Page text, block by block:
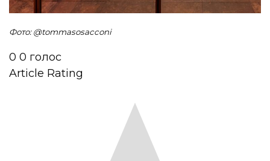
Фото: @tommasosacconi
0 0 голос
Article Rating